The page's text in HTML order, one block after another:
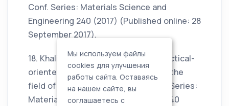
Conf. Series: Materials Science and
Engineering 240 (2017) (Published online: 28
September 2017).
18. Khalikova F.D., Gilmanshina S.I. Practical-
oriented teaching of gifted youth in the
field of natural sciences // IOP Conf. Series:
Materials Science and Engineering 240
Мы используем файлы
cookies для улучшения
работы сайта. Оставаясь
на нашем сайте, вы
соглашаетесь с